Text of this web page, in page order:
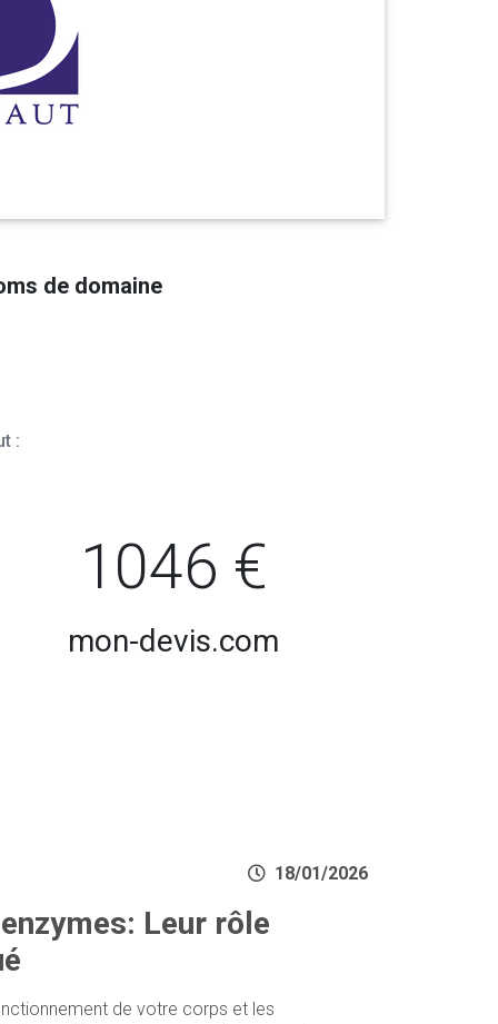
de domaine
:
1046 €
mon-devis.com
18/01/2026
Leur rôle
de votre corps et les